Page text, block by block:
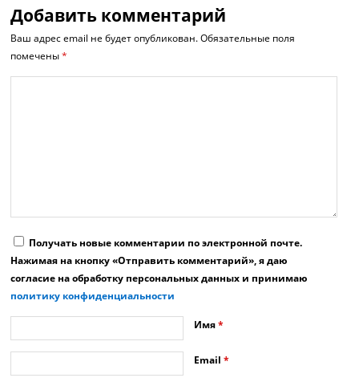
Добавить комментарий
Ваш адрес email не будет опубликован. Обязательные поля
помечены*
Получать новые комментарии по электронной почте.
Нажимая на кнопку «Отправить комментарий», я даю
согласие на обработку персональных данных и принимаю
политику конфиденциальности
Имя*
Email*